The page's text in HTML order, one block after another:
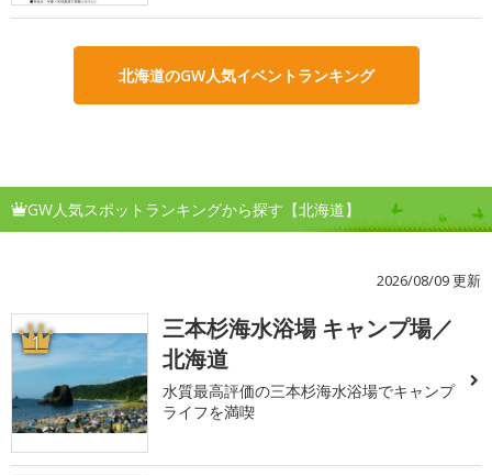
北海道のGW人気イベントランキング
GW人気スポットランキングから探す【北海道】
2026/08/09 更新
1
三本杉海水浴場 キャンプ場／
北海道
水質最高評価の三本杉海水浴場でキャンプ
ライフを満喫